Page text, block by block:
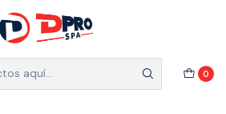
0
en el total de tu compra (Válido
DREMEL 7350